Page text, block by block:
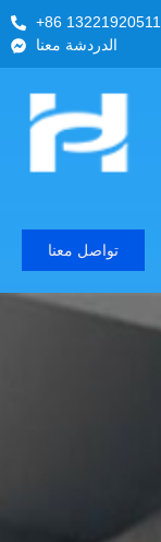
+86 13221920511
الدردشة معنا
تواصل معنا